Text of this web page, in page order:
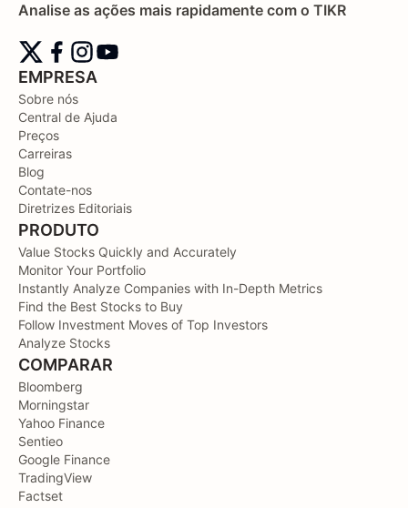
Analise as ações mais rapidamente com o TIKR
EMPRESA
Sobre nós
Central de Ajuda
Preços
Carreiras
Blog
Contate-nos
Diretrizes Editoriais
PRODUTO
Value Stocks Quickly and Accurately
Monitor Your Portfolio
Instantly Analyze Companies with In-Depth Metrics
Find the Best Stocks to Buy
Follow Investment Moves of Top Investors
Analyze Stocks
COMPARAR
Bloomberg
Morningstar
Yahoo Finance
Sentieo
Google Finance
TradingView
Factset